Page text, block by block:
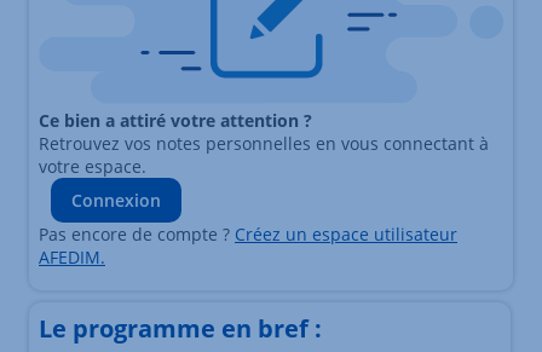
Ce bien a attiré votre attention ?
Retrouvez vos notes personnelles en vous connectant à
votre espace.
Connexion
Pas encore de compte ? Créez un espace utilisateur
AFEDIM.
Le programme en bref :